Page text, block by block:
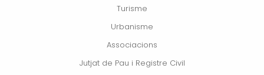
Turisme
Urbanisme
Associacions
Jutjat de Pau i Registre Civil